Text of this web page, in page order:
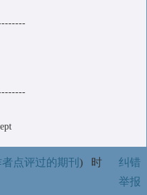
点评过的期刊 ) 时
纠错
举报